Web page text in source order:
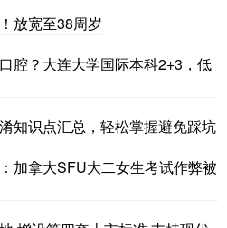
放宽至38周岁
腔？大连大学国际本科2+3，低
知识点汇总，轻松掌握避免踩坑
加拿大SFU大二女生考试作弊被